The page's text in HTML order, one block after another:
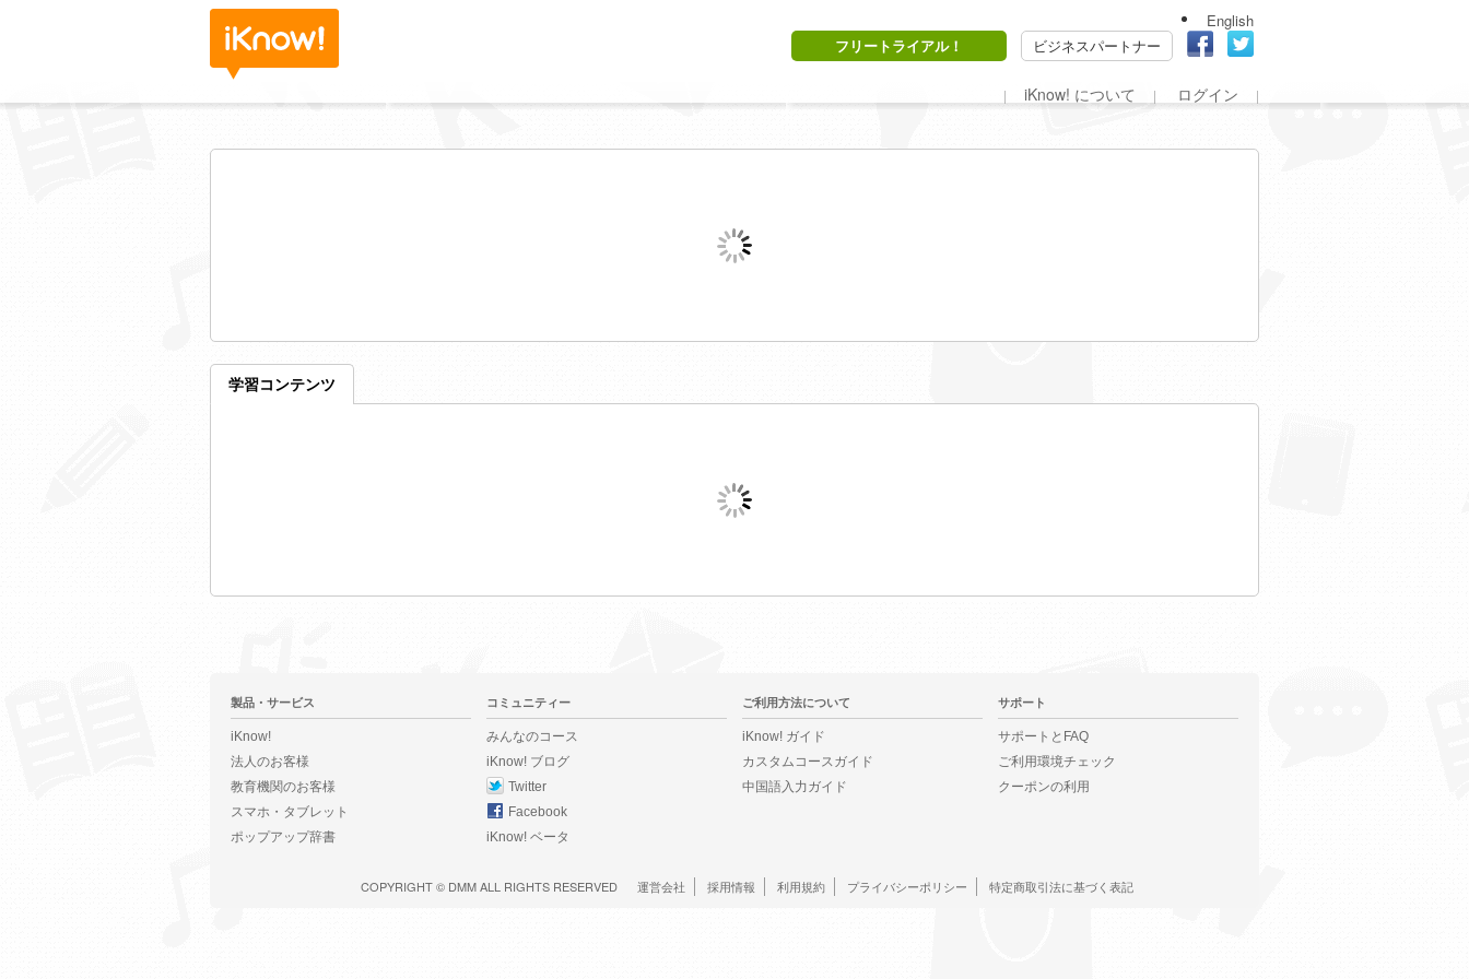
English
フリートライアル！
ビジネスパートナー
iKnow! について ログイン
学習コンテンツ
製品・サービス
iKnow!
法人のお客様
教育機関のお客様
スマホ・タブレット
ポップアップ辞書
コミュニティー
みんなのコース
iKnow! ブログ
Twitter
Facebook
iKnow! ベータ
ご利用方法について
iKnow! ガイド
カスタムコースガイド
中国語入力ガイド
サポート
サポートとFAQ
ご利用環境チェック
クーポンの利用
COPYRIGHT © DMMALL RIGHTS RESERVED 運営会社 採用情報 利用規約 プライバシーポリシー 特定商取引法に基づく表記